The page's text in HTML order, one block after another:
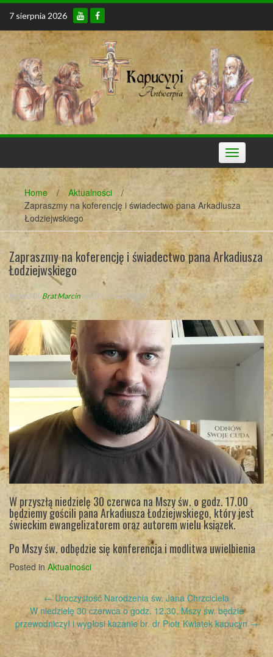
Skip
content
7 sierpnia 2026
Toggle
navigation
Home / Aktualności
/
Zapraszmy na koferencję i świadectwo pana Arkadiusza
Łodziejwskiego
Zapraszmy na koferencję i świadectwo pana Arkadiusza
Łodziejwskiego
Posted ByBrat Marcin on 27 czerwca 2024
W przyszłą niedzielę 30 czerwca na Mszy św. o godz. 17.00
będziemy gościli pana Arkadiusza Łodziejwskiego, który jest
świeckim ewangelizatorem oraz autorem wielu ksiązek.
Po Mszy św. odbędzie się konferencja i modlitwa uwielbienia
Posted in Aktualności
Post
navigation
←Uroczystość Narodzenia św. Jana Chrzciciela
W niedzielę 30 czerwca o godz. 12.30, Mszy św. będzie
przewodniczył i wygłosi kazanie br. dr Piotr Kwiatek kapucyn →